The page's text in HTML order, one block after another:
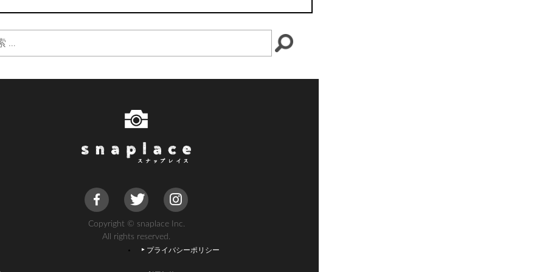
Copyright © snaplace Inc.
All rights reserved.
プライバシーポリシー